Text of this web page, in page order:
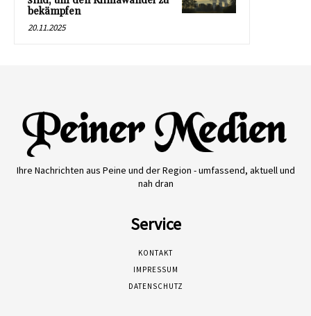
bekämpfen
20.11.2025
Ihre Nachrichten aus Peine und der Region - umfassend, aktuell und
nah dran
Service
KONTAKT
IMPRESSUM
DATENSCHUTZ